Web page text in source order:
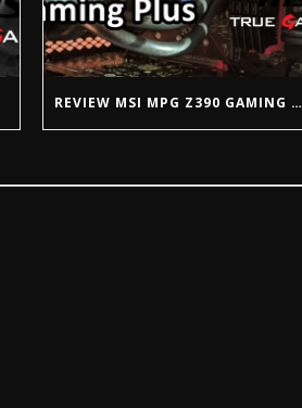
REVIEW MSI MPG Z390 GAMING PLUS